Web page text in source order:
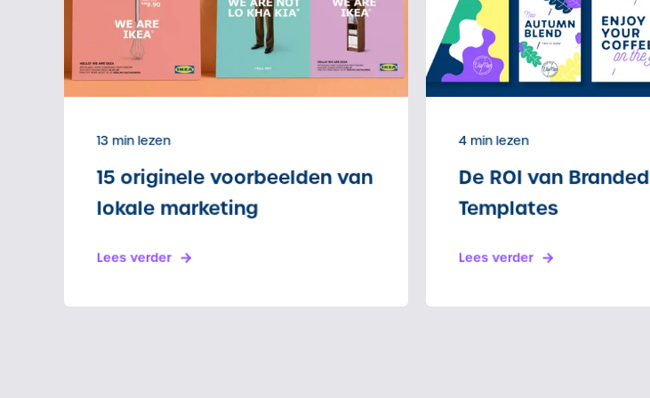
13 min lezen
15 originele voorbeelden van
lokale marketing
Lees verder
4 min lezen
De ROI van Branded
Templates
Lees verder